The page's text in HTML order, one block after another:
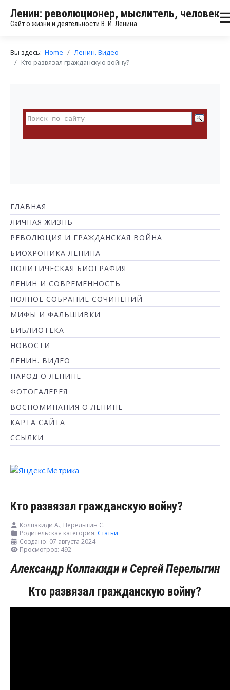
Ленин: революционер, мыслитель, человек
Сайт о жизни и деятельности В. И. Ленина
Вы здесь: Home
Ленин. Видео
Кто развязал гражданскую войну?
ГЛАВНАЯ
ЛИЧНАЯ ЖИЗНЬ
РЕВОЛЮЦИЯ И ГРАЖДАНСКАЯ ВОЙНА
БИОХРОНИКА ЛЕНИНА
ПОЛИТИЧЕСКАЯ БИОГРАФИЯ
ЛЕНИН И СОВРЕМЕННОСТЬ
ПОЛНОЕ СОБРАНИЕ СОЧИНЕНИЙ
МИФЫ И ФАЛЬШИВКИ
БИБЛИОТЕКА
НОВОСТИ
ЛЕНИН. ВИДЕО
НАРОД О ЛЕНИНЕ
ФОТОГАЛЕРЕЯ
ВОСПОМИНАНИЯ О ЛЕНИНЕ
КАРТА САЙТА
ССЫЛКИ
Кто развязал гражданскую войну?
Колпакиди А., Перелыгин С.
Родительская категория: Статьи
Создано: 07 августа 2024
Просмотров: 492
Александр Колпакиди и Сергей Перелыгин
Кто развязал гражданскую войну?